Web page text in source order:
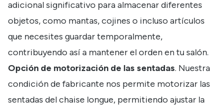
adicional significativo para almacenar diferentes
objetos, como mantas, cojines o incluso artículos
que necesites guardar temporalmente,
contribuyendo así a mantener el orden en tu salón.
Opción de motorización de las sentadas. Nuestra
condición de fabricante nos permite motorizar las
sentadas del chaise longue, permitiendo ajustar la